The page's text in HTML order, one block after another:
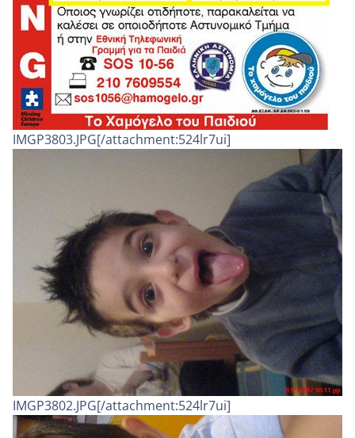
IMGP3803.JPG[/attachment:524lr7ui]
IMGP3802.JPG[/attachment:524lr7ui]